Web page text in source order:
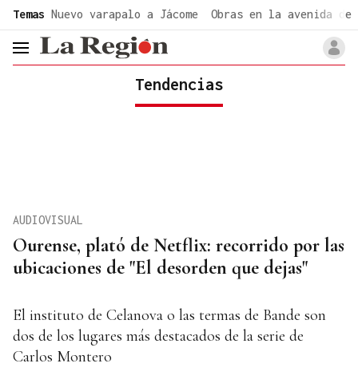
Temas Nuevo varapalo a Jácome Obras en la avenida de
header.menu.open
Tendencias
Ourense, plató de Netflix: recorrido por las
ubicaciones de "El desorden que dejas"
AUDIOVISUAL
El instituto de Celanova o las termas de Bande son
dos de los lugares más destacados de la serie de
Carlos Montero